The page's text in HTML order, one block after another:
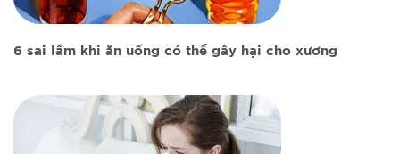
6 sai lầm khi ăn uống có thể gây hại cho xương